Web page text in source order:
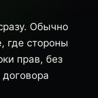
Обычно
где стороны
прав, без